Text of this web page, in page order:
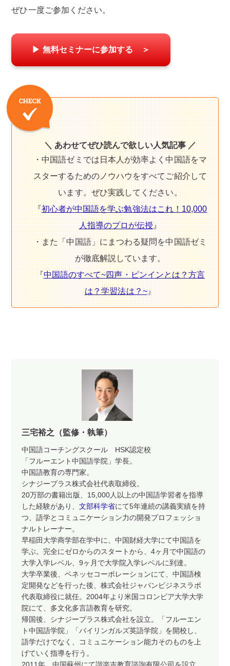
ぜひ一度ご参加ください。
▶ 無料セミナーに参加する ＞
＼ あわせてぜひ読んで欲しい人気記事 ／
・中国語ゼミでは日本人が効率よく中国語をマ
スターするためのノウハウをすべてご紹介して
います。ぜひ実践してください。
『初心者が中国語を学ぶ勉強法はこれ！10,000
人指導のプロが伝授』
・また「中国語」にまつわる疑問を中国語ゼミ
が徹底解説しています。
『中国語のすべて~四声・ピンインとは？方言
は？学習法は？~』
三宅裕之（監修・執筆）
中国語コーチングスクール HSK認定校
「フルーエント中国語学院」学長。
中国語教育の専門家。
シナジープラス株式会社代表取締役。
20万部の書籍出版、15,000人以上の中国語学習者を指導
した経験があり、文部科学省にて5年連続の講義実績を持
つ、語学とコミュニケーション力の開発プロフェッショ
ナルトレーナー。
早稲田大学商学部在学中に、中国財経大学にて中国語を
学ぶ。完全にゼロからのスタートから、4ヶ月で中国語の
大学入学レベル、9ヶ月で大学院入学レベルに到達。
大学卒業後、ベネッセコーポレーションにて、中国語検
定開発などを行った後、株式会社ジャパンビジネスラボ
代表取締役に就任。2004年より米国コロンビア大学大学
院にて、多文化多言語教育を研究。
帰国後、シナジープラス株式会社を設立。「フルーエン
ト中国語学院」「バイリンガルズ英語学院」を開校し、
語学だけでなく、コミュニケーション能力そのものを上
げていく指導を行う。